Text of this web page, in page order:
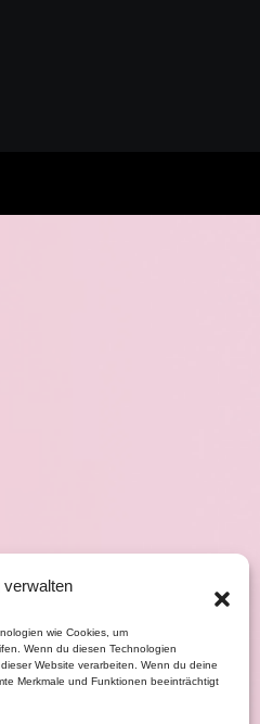
wie Cookies, um
Wenn du diesen Technologien
Website verarbeiten. Wenn du deine
Merkmale und Funktionen beeinträchtigt